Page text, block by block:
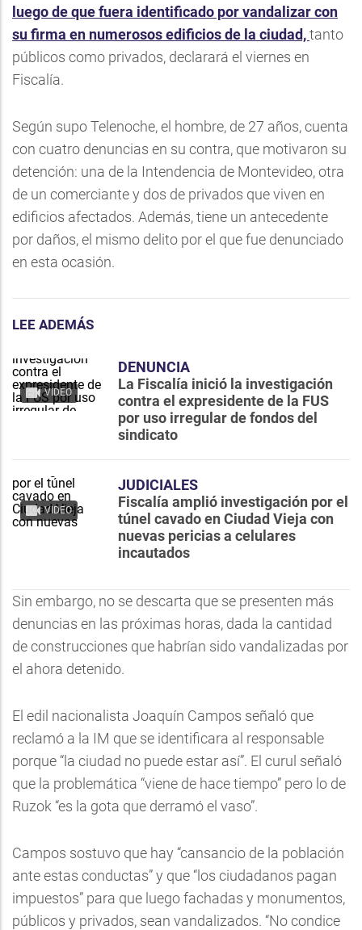
luego de que fuera identificado por vandalizar con
su firma en numerosos edificios de la ciudad,tanto
públicos como privados, declarará el viernes en
Fiscalía.
Según supo Telenoche, el hombre, de 27 años, cuenta
con cuatro denuncias en su contra, que motivaron su
detención: una de la Intendencia de Montevideo, otra
de un comerciante y dos de privados que viven en
edificios afectados. Además, tiene un antecedente
por daños, el mismo delito por el que fue denunciado
en esta ocasión.
LEE ADEMÁS
VIDEO
DENUNCIA
La Fiscalía inició la investigación
contra el expresidente de la FUS
por uso irregular de fondos del
sindicato
VIDEO
JUDICIALES
Fiscalía amplió investigación por el
túnel cavado en Ciudad Vieja con
nuevas pericias a celulares
incautados
Sin embargo, no se descarta que se presenten más
denuncias en las próximas horas, dada la cantidad
de construcciones que habrían sido vandalizadas por
el ahora detenido.
El edil nacionalista Joaquín Campos señaló que
reclamó a la IM que se identificara al responsable
porque “la ciudad no puede estar así”. El curul señaló
que la problemática “viene de hace tiempo” pero lo de
Ruzok “es la gota que derramó el vaso”.
Campos sostuvo que hay “cansancio de la población
ante estas conductas” y que “los ciudadanos pagan
impuestos” para que luego fachadas y monumentos,
públicos y privados, sean vandalizados. “No condice